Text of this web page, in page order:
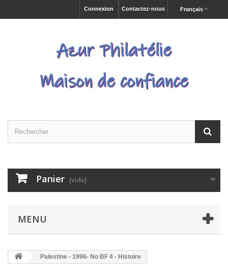
Français
Contactez-nous
Connexion
Panier (vide)
MENU
Palestine - 1996- No BF 4 - Histoire